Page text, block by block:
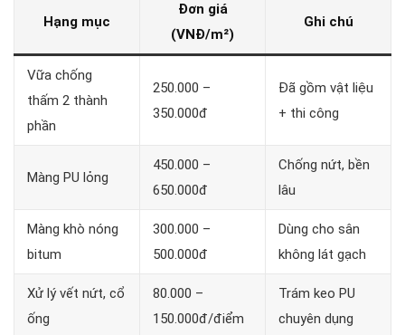
Hạng mục
Đơn giá
(VNĐ/m²)
Ghi chú
Vữa chống
thấm 2 thành
phần
250.000 –
350.000đ
Đã gồm vật liệu
+ thi công
Màng PU lỏng
450.000 –
650.000đ
Chống nứt, bền
lâu
Màng khò nóng
bitum
300.000 –
500.000đ
Dùng cho sân
không lát gạch
Xử lý vết nứt, cổ
ống
80.000 –
150.000đ/điểm
Trám keo PU
chuyên dụng